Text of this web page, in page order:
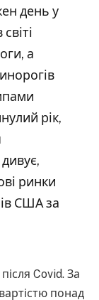
день у
а
рік,
ринки
США за
Covid. За
понад